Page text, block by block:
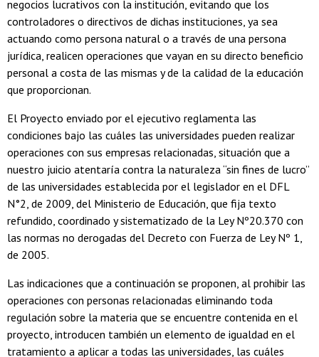
negocios lucrativos con la institución, evitando que los
controladores o directivos de dichas instituciones, ya sea
actuando como persona natural o a través de una persona
jurídica, realicen operaciones que vayan en su directo beneficio
personal a costa de las mismas y de la calidad de la educación
que proporcionan.
El Proyecto enviado por el ejecutivo reglamenta las
condiciones bajo las cuáles las universidades pueden realizar
operaciones con sus empresas relacionadas, situación que a
nuestro juicio atentaría contra la naturaleza “sin fines de lucro”
de las universidades establecida por el legislador en el DFL
N°2, de 2009, del Ministerio de Educación, que fija texto
refundido, coordinado y sistematizado de la Ley Nº20.370 con
las normas no derogadas del Decreto con Fuerza de Ley Nº 1,
de 2005.
Las indicaciones que a continuación se proponen, al prohibir las
operaciones con personas relacionadas eliminando toda
regulación sobre la materia que se encuentre contenida en el
proyecto, introducen también un elemento de igualdad en el
tratamiento a aplicar a todas las universidades, las cuáles